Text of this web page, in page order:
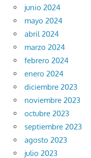
junio 2024
mayo 2024
abril 2024
marzo 2024
febrero 2024
enero 2024
diciembre 2023
noviembre 2023
octubre 2023
septiembre 2023
agosto 2023
julio 2023